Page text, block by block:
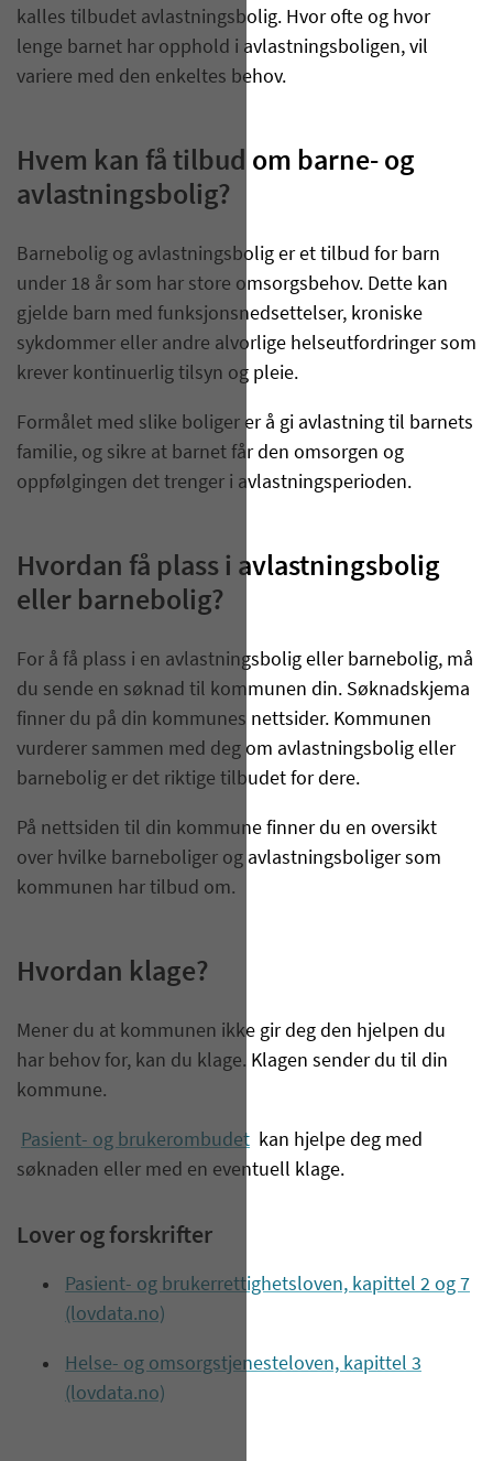
kalles tilbudet avlastningsbolig. Hvor ofte og hvor
lenge barnet har opphold i avlastningsboligen, vil
variere med den enkeltes behov.
Hvem kan få tilbud om barne- og
avlastningsbolig?
Barnebolig og avlastningsbolig er et tilbud for barn
under 18 år som har store omsorgsbehov. Dette kan
gjelde barn med funksjonsnedsettelser, kroniske
sykdommer eller andre alvorlige helseutfordringer som
krever kontinuerlig tilsyn og pleie.
Formålet med slike boliger er å gi avlastning til barnets
familie, og sikre at barnet får den omsorgen og
oppfølgingen det trenger i avlastningsperioden.
Hvordan få plass i avlastningsbolig
eller barnebolig?
For å få plass i en avlastningsbolig eller barnebolig, må
du sende en søknad til kommunen din. Søknadskjema
finner du på din kommunes nettsider. Kommunen
vurderer sammen med deg om avlastningsbolig eller
barnebolig er det riktige tilbudet for dere.
På nettsiden til din kommune finner du en oversikt
over hvilke barneboliger og avlastningsboliger som
kommunen har tilbud om.
Hvordan klage?
Mener du at kommunen ikke gir deg den hjelpen du
har behov for, kan du klage. Klagen sender du til din
kommune.
Pasient- og brukerombudet kan hjelpe deg med
søknaden eller med en eventuell klage.
Lover og forskrifter
Pasient- og brukerrettighetsloven, kapittel 2 og 7
(lovdata.no)
Helse- og omsorgstjenesteloven, kapittel 3
(lovdata.no)